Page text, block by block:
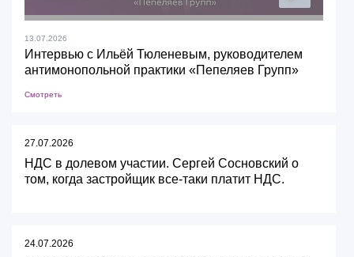
13.07.2026
Интервью с Ильёй Тюленевым, руководителем
антимонопольной практики «Пепеляев Групп»
Смотреть
27.07.2026
НДС в долевом участии. Сергей Сосновский о
том, когда застройщик все-таки платит НДС.
24.07.2026